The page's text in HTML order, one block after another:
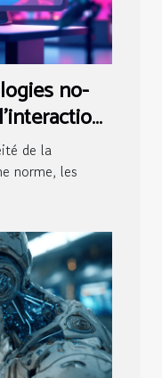
no-
de la
norme, les